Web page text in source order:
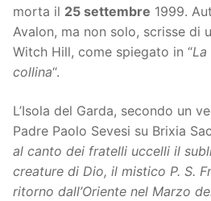
morta il 25 settembre 1999.
Avalon, ma non solo, scrisse di
Witch Hill, come spiegato in “
collina“.
L’Isola del Garda, secondo un
Padre Paolo Sevesi su Brixia
al canto dei fratelli uccelli il
creature di Dio, il mistico P. S.
ritorno dall’Oriente nel Marzo